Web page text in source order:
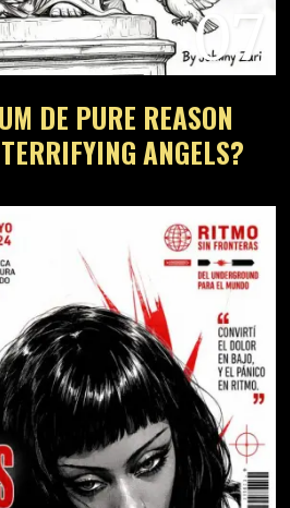
07
DE PURE REASON
ANGELS?